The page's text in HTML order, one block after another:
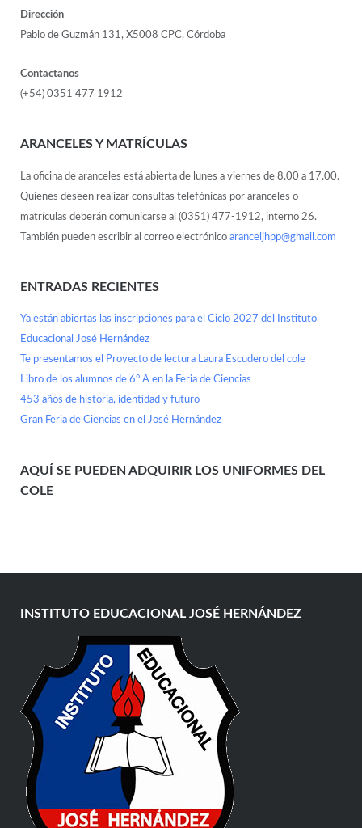
Dirección
Pablo de Guzmán 131, X5008 CPC, Córdoba
Contactanos
(+54) 0351 477 1912
ARANCELES Y MATRÍCULAS
La oficina de aranceles está abierta de lunes a viernes de 8.00 a 17.00.
Quienes deseen realizar consultas telefónicas por aranceles o
matrículas deberán comunicarse al (0351) 477-1912, interno 26.
También pueden escribir al correo electrónico aranceljhpp@gmail.com
ENTRADAS RECIENTES
Ya están abiertas las inscripciones para el Ciclo 2027 del Instituto
Educacional José Hernández
Te presentamos el Proyecto de lectura Laura Escudero del cole
Libro de los alumnos de 6° A en la Feria de Ciencias
453 años de historia, identidad y futuro
Gran Feria de Ciencias en el José Hernández
AQUÍ SE PUEDEN ADQUIRIR LOS UNIFORMES DEL
COLE
INSTITUTO EDUCACIONAL JOSÉ HERNÁNDEZ